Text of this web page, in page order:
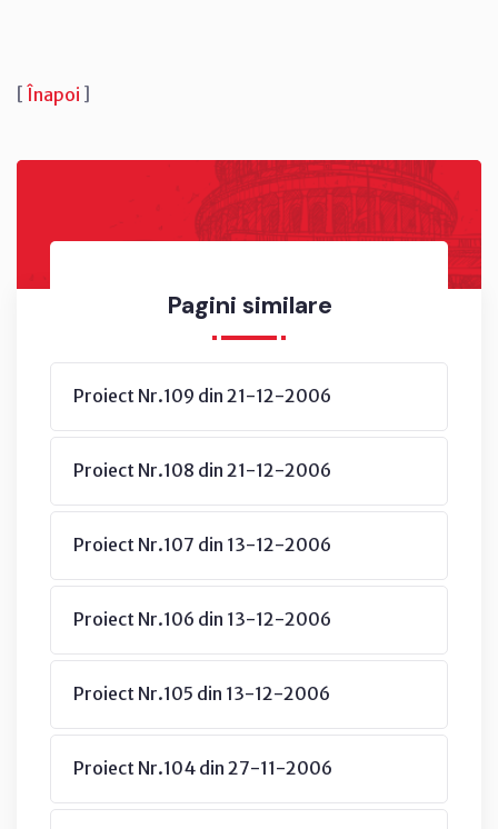
Pagini similare
Proiect Nr.109 din 21-12-2006
Proiect Nr.108 din 21-12-2006
Proiect Nr.107 din 13-12-2006
Proiect Nr.106 din 13-12-2006
Proiect Nr.105 din 13-12-2006
Proiect Nr.104 din 27-11-2006
[ Înapoi ]